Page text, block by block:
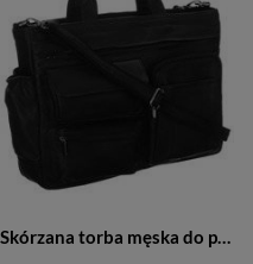
Skórzana torba męska do pracy na laptopa czarna - LAP-15604